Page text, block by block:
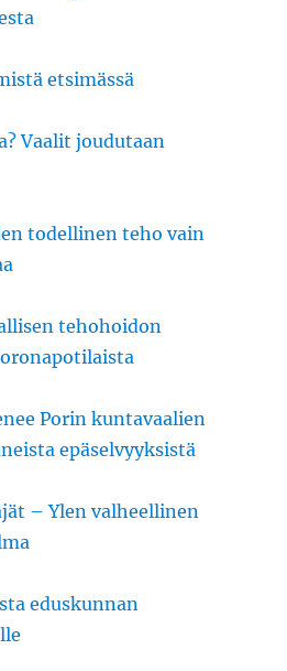
etsimässä
Vaalit joudutaan
todellinen teho vain
tehohoidon
Porin kuntavaalien
epäselvyyksistä
– Ylen valheellinen
eduskunnan